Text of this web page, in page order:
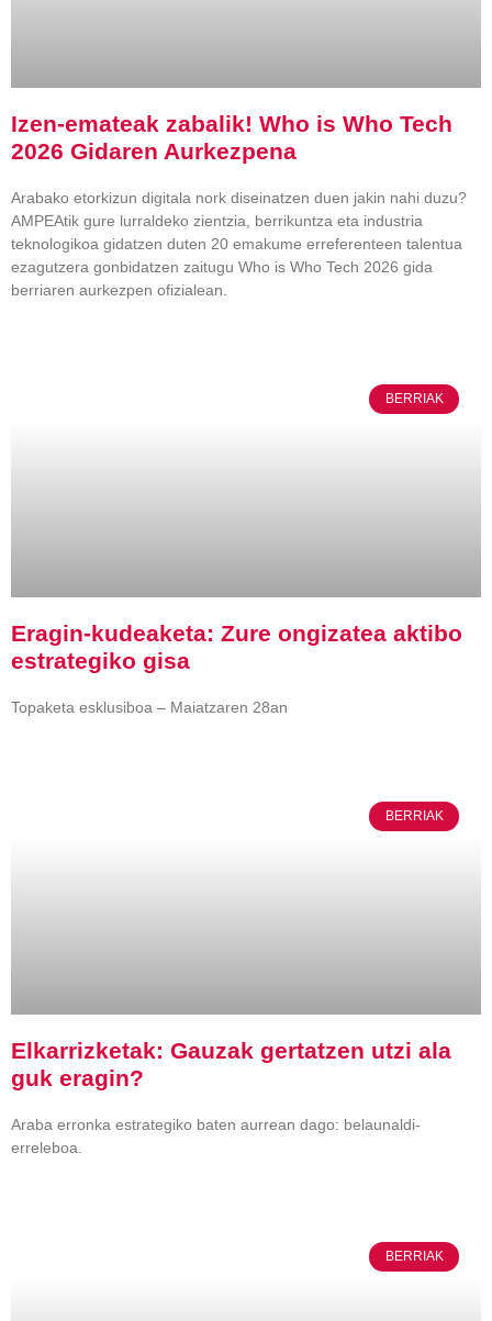
Izen-emateak zabalik! Who is Who Tech
2026 Gidaren Aurkezpena
Arabako etorkizun digitala nork diseinatzen duen jakin nahi duzu?
AMPEAtik gure lurraldeko zientzia, berrikuntza eta industria
teknologikoa gidatzen duten 20 emakume erreferenteen talentua
ezagutzera gonbidatzen zaitugu Who is Who Tech 2026 gida
berriaren aurkezpen ofizialean.
BERRIAK
Eragin-kudeaketa: Zure ongizatea aktibo
estrategiko gisa
Topaketa esklusiboa – Maiatzaren 28an
BERRIAK
Elkarrizketak: Gauzak gertatzen utzi ala
guk eragin?
Araba erronka estrategiko baten aurrean dago: belaunaldi-
erreleboa.
BERRIAK